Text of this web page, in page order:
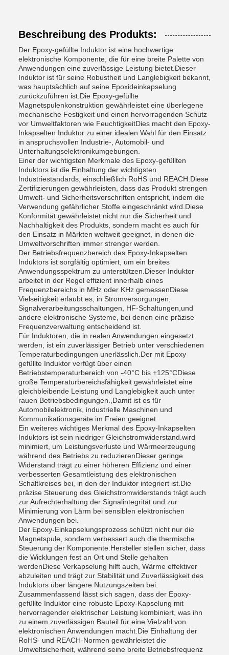
Beschreibung des Produkts:
Der Epoxy-gefüllte Induktor ist eine hochwertige
elektronische Komponente, die für eine breite Palette von
Anwendungen eine zuverlässige Leistung bietet.Dieser
Induktor ist für seine Robustheit und Langlebigkeit bekannt,
was hauptsächlich auf seine Epoxideinkapselung
zurückzuführen ist.Die Epoxy-gefüllte
Magnetspulenkonstruktion gewährleistet eine überlegene
mechanische Festigkeit und einen hervorragenden Schutz
vor Umweltfaktoren wie FeuchtigkeitDies macht den Epoxy-
Inkapselten Induktor zu einer idealen Wahl für den Einsatz
in anspruchsvollen Industrie-, Automobil- und
Unterhaltungselektronikumgebungen.
Einer der wichtigsten Merkmale des Epoxy-gefüllten
Induktors ist die Einhaltung der wichtigsten
Industriestandards, einschließlich RoHS und REACH.Diese
Zertifizierungen gewährleisten, dass das Produkt strengen
Umwelt- und Sicherheitsvorschriften entspricht, indem die
Verwendung gefährlicher Stoffe eingeschränkt wird.Diese
Konformität gewährleistet nicht nur die Sicherheit und
Nachhaltigkeit des Produkts, sondern macht es auch für
den Einsatz in Märkten weltweit geeignet, in denen die
Umweltvorschriften immer strenger werden.
Der Betriebsfrequenzbereich des Epoxy-Inkapselten
Induktors ist sorgfältig optimiert, um ein breites
Anwendungsspektrum zu unterstützen.Dieser Induktor
arbeitet in der Regel effizient innerhalb eines
Frequenzbereichs in MHz oder KHz gemessenDiese
Vielseitigkeit erlaubt es, in Stromversorgungen,
Signalverarbeitungsschaltungen, HF-Schaltungen,und
andere elektronische Systeme, bei denen eine präzise
Frequenzverwaltung entscheidend ist.
Für Induktoren, die in realen Anwendungen eingesetzt
werden, ist ein zuverlässiger Betrieb unter verschiedenen
Temperaturbedingungen unerlässlich.Der mit Epoxy
gefüllte Induktor verfügt über einen
Betriebstemperaturbereich von -40°C bis +125°CDiese
große Temperaturbereichsfähigkeit gewährleistet eine
gleichbleibende Leistung und Langlebigkeit auch unter
rauen Betriebsbedingungen.,Damit ist es für
Automobilelektronik, industrielle Maschinen und
Kommunikationsgeräte im Freien geeignet.
Ein weiteres wichtiges Merkmal des Epoxy-Inkapselten
Induktors ist sein niedriger Gleichstromwiderstand.wird
minimiert, um Leistungsverluste und Wärmeerzeugung
während des Betriebs zu reduzierenDieser geringe
Widerstand trägt zu einer höheren Effizienz und einer
verbesserten Gesamtleistung des elektronischen
Schaltkreises bei, in den der Induktor integriert ist.Die
präzise Steuerung des Gleichstromwiderstands trägt auch
zur Aufrechterhaltung der Signalintegrität und zur
Minimierung von Lärm bei sensiblen elektronischen
Anwendungen bei.
Der Epoxy-Einkapselungsprozess schützt nicht nur die
Magnetspule, sondern verbessert auch die thermische
Steuerung der Komponente.Hersteller stellen sicher, dass
die Wicklungen fest an Ort und Stelle gehalten
werdenDiese Verkapselung hilft auch, Wärme effektiver
abzuleiten und trägt zur Stabilität und Zuverlässigkeit des
Induktors über längere Nutzungszeiten bei.
Zusammenfassend lässt sich sagen, dass der Epoxy-
gefüllte Induktor eine robuste Epoxy-Kapselung mit
hervorragender elektrischer Leistung kombiniert, was ihn
zu einem zuverlässigen Bauteil für eine Vielzahl von
elektronischen Anwendungen macht.Die Einhaltung der
RoHS- und REACH-Normen gewährleistet die
Umweltsicherheit, während seine breite Betriebsfrequenz